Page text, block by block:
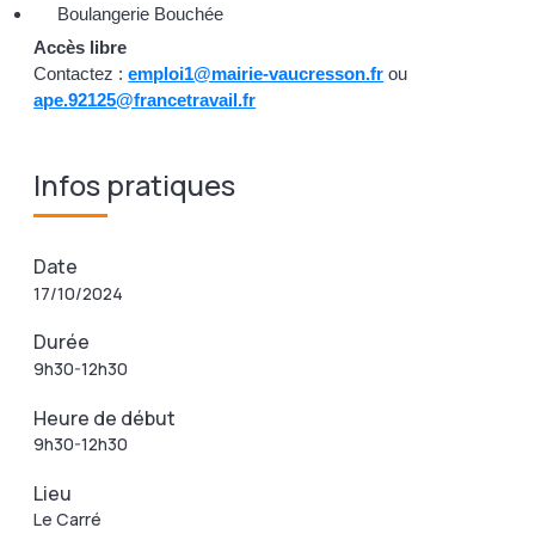
Boulangerie Bouchée
Accès libre
Contactez :emploi1@mairie-vaucresson.fr ou
ape.92125@francetravail.fr
Infos pratiques
Date
17/10/2024
Durée
9h30-12h30
Heure de début
9h30-12h30
Lieu
Le Carré